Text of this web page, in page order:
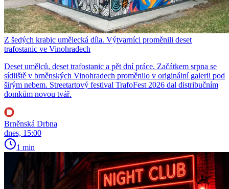
Z šedých krabic umělecká díla. Výtvarníci proměnili deset
trafostanic ve Vinohradech
Deset umělců, deset trafostanic a pět dní práce. Začátkem srpna se
sídliště v brněnských Vinohradech proměnilo v originální galerii pod
širým nebem. Streetartový festival TrafoFest 2026 dal distribučním
domkům novou tvář.
Brněnská Drbna
dnes, 15:00
1 min